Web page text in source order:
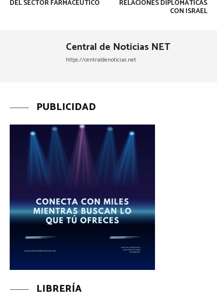
DEL SECTOR FARMACÉUTICO RELACIONES DIPLOMÁTICAS
CON ISRAEL
Central de Noticias NET
https://centraldenoticias.net
PUBLICIDAD
LIBRERÍA